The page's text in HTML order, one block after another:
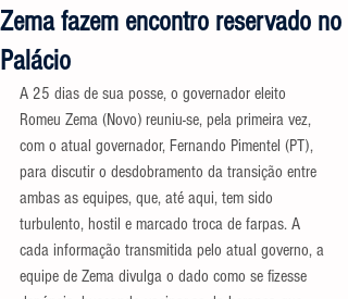
Zema fazem encontro reservado no
Palácio
A 25 dias de sua posse, o governador eleito
Romeu Zema (Novo) reuniu-se, pela primeira vez,
com o atual governador, Fernando Pimentel (PT),
para discutir o desdobramento da transição entre
ambas as equipes, que, até aqui, tem sido
turbulento, hostil e marcado troca de farpas. A
cada informação transmitida pelo atual governo, a
equipe de Zema divulga o dado como se fizesse